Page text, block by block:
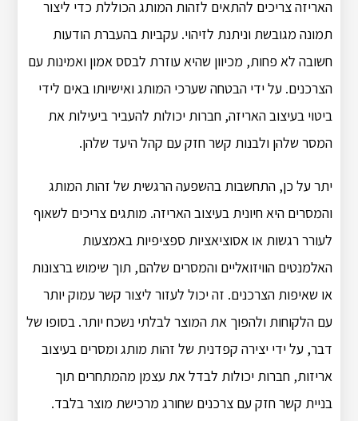
האריזה צריכים להתאים לזהות המותג הכוללת כדי ליצור
תמונה מגובשת וניתנת לזיהוי. עקביות בהעברת הודעות
חשובה לא פחות, מכיוון שהיא עוזרת לבסס אמון ואמינות עם
הצרכנים. על ידי הבטחה שערכי המותג ואישיותו באים לידי
ביטוי בעיצוב האריזה, חברות יכולות להעביר ביעילות את
המסר שלהן ולבנות קשר חזק עם קהל היעד שלהן.
יתר על כן, התחשבות בהשפעה הרגשית של זהות המותג
והמסרים היא חיונית בעיצוב האריזה. מותגים צריכים לשאוף
לעורר רגשות או אסוציאציות ספציפיות באמצעות
האלמנטים הוויזואליים והמסרים שלהם, תוך שימוש ברצונות
או שאיפות הצרכנים. זה יכול לעזור ליצור קשר עמוק יותר
עם הלקוחות ולהפוך את המוצר לבלתי נשכח יותר.בסופו של
דבר, על ידי יצירה קפדנית של זהות מותג ומסרים בעיצוב
אריזות, חברות יכולות לבדל את עצמן מהמתחרים תוך
בניית קשר חזק עם צרכנים שחורג מרכישת מוצר בלבד.